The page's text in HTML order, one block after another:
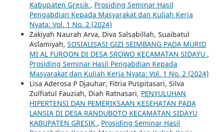
Kabupaten Gresik , Prosiding Seminar Hasil
Pengabdian Kepada Masyarakat dan Kuliah Kerja
Nyata: Vol. 1 No. 2 (2024)
Zakiyah Naurah Arva, Diva Salsabillah, Suaibatul
Aslamiyah, SOSIALISASI GIZI SEIMBANG PADA MURID
MI AL FURQON DI DESA SROWO KECAMATAN SIDAYU ,
Prosiding Seminar Hasil Pengabdian Kepada
Masyarakat dan Kuliah Kerja Nyata: Vol. 1 No. 2 (2024)
Lisa Aderosa P Djauhar, Fitria Puspitasari, Silva
Zulfiatul Fauziah, Diah Ratnasari, PENYULUHAN
HIPERTENSI DAN PEMERIKSAAN KESEHATAN PADA
LANSIA DI DESA RANDUBOTO KECAMATAN SIDAYU
KABUPATEN GRESIK , Prosiding Seminar Hasil